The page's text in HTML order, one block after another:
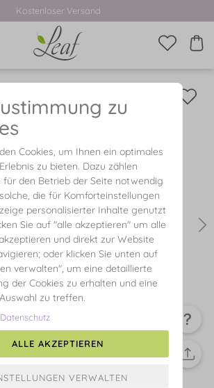
Kostenloser Versand
zu
Cookies, um Ihnen ein optimales
zu bieten. Dazu zählen
für den Betrieb der Seite notwendig
die für Komforteinstellungen
personalisierter Inhalte genutzt
Sie auf "alle akzeptieren" um alle
und direkt zur Website
oder klicken Sie unten auf
verwalten", um eine detaillierte
der Cookies zu erhalten und eine
zu treffen.
Datenschutz
ALLE AKZEPTIEREN